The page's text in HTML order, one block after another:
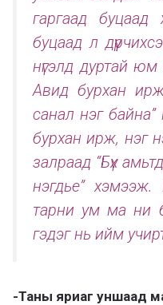
гаргаад
буцаад л
нүгэлд дуртай
Авид бурхан
санал нэг байна”
бурхан ирж, нэг
залраад “Бүх
нэгдье” хэмээж.
тарни ум ма ни
гэдэг нь ийм
-Таны яриаг уншаад